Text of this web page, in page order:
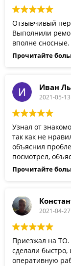
Отзывчивый
Выполнили
вполне
Прочитайте
Иван
2021-05-13
Узнал от
так как не
объяснил
посмотрел,
сделали, все
Прочитайте
2021-04-27
Приезжал на ТО.
сделали
оперативную